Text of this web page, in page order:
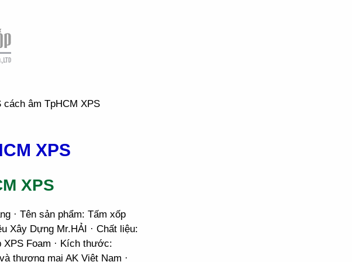
cách âm TpHCM XPS
XPS
XPS
· Tên sản phẩm: Tấm xốp
Xây Dựng Mr.HẢI · Chất liệu:
XPS Foam · Kích thước:
thương mại AK Việt Nam ·